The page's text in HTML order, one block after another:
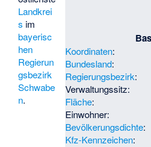
Koordinaten:
Bundesland:
Regierungsbezirk:
Verwaltungssitz:
Fläche:
Einwohner:
Bevölkerungsdichte:
Kfz-Kennzeichen:
Landkrei
s im
bayerisc
hen
Regierun
gsbezirk
Schwabe
n.